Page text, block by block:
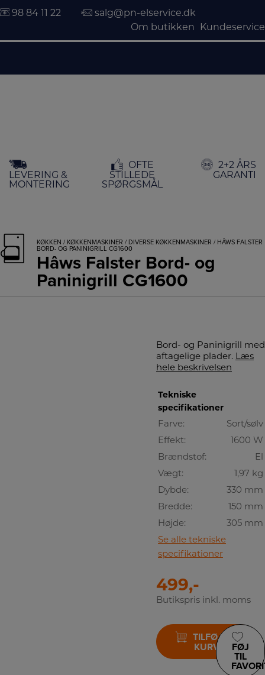
indholdet
98 84 11 22
salg@pn-elservice.dk
Om butikken
Kundeservice
LEVERING &
MONTERING
OFTE
STILLEDE
SPØRGSMÅL
2+2 ÅRS
GARANTI
KØKKEN / KØKKENMASKINER / DIVERSE KØKKENMASKINER / HÂWS FALSTER
BORD- OG PANINIGRILL CG1600
Hâws Falster Bord- og
Paninigrill CG1600
Bord- og Paninigrill med
aftagelige plader. Læs
hele beskrivelsen
Tekniske
specifikationer
Farve:
Sort/sølv
Effekt:
1600 W
Brændstof:
El
Vægt:
1,97 kg
Dybde:
330 mm
Bredde:
150 mm
Højde:
305 mm
Se alle tekniske
specifikationer
499,-
Butikspris inkl. moms
TILFØJ TIL
KURV
FØJ
TIL